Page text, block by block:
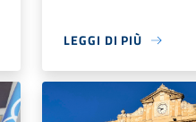
LEGGI DI PIÙ